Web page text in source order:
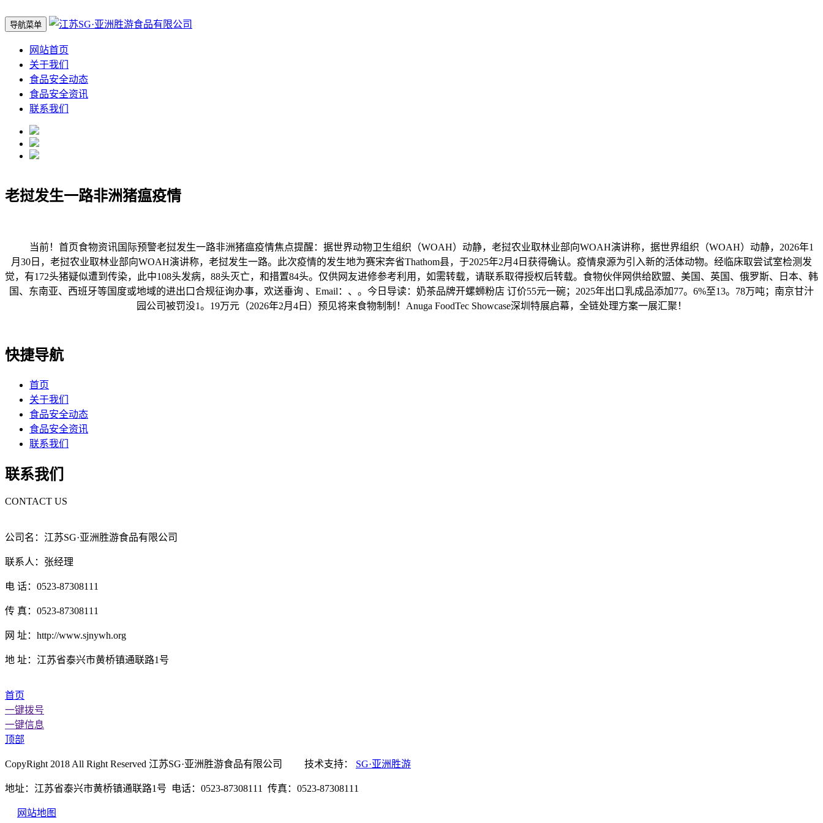
导航菜单
网站首页
关于我们
食品安全动态
食品安全资讯
联系我们
老挝发生一路非洲猪瘟疫情
当前！首页食物资讯国际预警老挝发生一路非洲猪瘟疫情焦点提醒：据世界动物卫生组织（WOAH）动静，老挝农业取林业部向WOAH演讲称，据世界组织（WOAH）动静，2026年1
月30日，老挝农业取林业部向WOAH演讲称，老挝发生一路。此次疫情的发生地为赛宋奔省Thathom县，于2025年2月4日获得确认。疫情泉源为引入新的活体动物。经临床取尝试室检测发
觉，有172头猪疑似遭到传染，此中108头发病，88头灭亡，和措置84头。仅供网友进修参考利用，如需转载，请联系取得授权后转载。食物伙伴网供给欧盟、美国、英国、俄罗斯、日本、韩
国、东南亚、西班牙等国度或地域的进出口合规征询办事，欢送垂询 、Email：、。今日导读：奶茶品牌开螺蛳粉店 订价55元一碗；2025年出口乳成品添加77。6%至13。78万吨；南京甘汁
园公司被罚没1。19万元（2026年2月4日）预见将来食物制制！Anuga FoodTec Showcase深圳特展启幕，全链处理方案一展汇聚！
快捷导航
首页
关于我们
食品安全动态
食品安全资讯
联系我们
联系我们
CONTACT US
公司名：江苏SG·亚洲胜游食品有限公司
联系人：张经理
电 话：0523-87308111
传 真：0523-87308111
网 址：http://www.sjnywh.org
地 址：江苏省泰兴市黄桥镇通联路1号
首页
一键拨号
一键信息
顶部
CopyRight 2018 All Right Reserved 江苏SG·亚洲胜游食品有限公司 技术支持： SG·亚洲胜游
地址：江苏省泰兴市黄桥镇通联路1号 电话：0523-87308111 传真：0523-87308111
网站地图